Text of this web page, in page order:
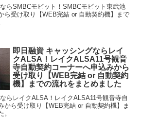
らSMBCモビット！SMBCモビット東武池
ら受け取り【WEB完結 or 自動契約機】まで
即日融資 キャッシングならレイ
クALSA！レイクALSA11号観音
寺自動契約コーナーへ申込みから
受け取り【WEB完結 or 自動契約
機】までの流れをまとめました
らレイクALSA！レイクALSA11号観音寺自
から受け取り【WEB完結 or 自動契約機】ま
。